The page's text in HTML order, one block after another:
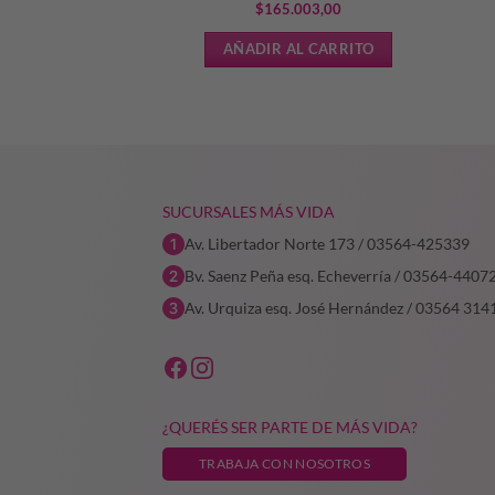
$165.003,00
AÑADIR AL CARRITO
SUCURSALES MÁS VIDA
Av. Libertador Norte 173 / 03564-425339
Bv. Saenz Peña esq. Echeverría / 03564-
Av. Urquiza esq. José Hernández / 03564
¿QUERÉS SER PARTE DE MÁS VIDA?
TRABAJA CON NOSOTROS